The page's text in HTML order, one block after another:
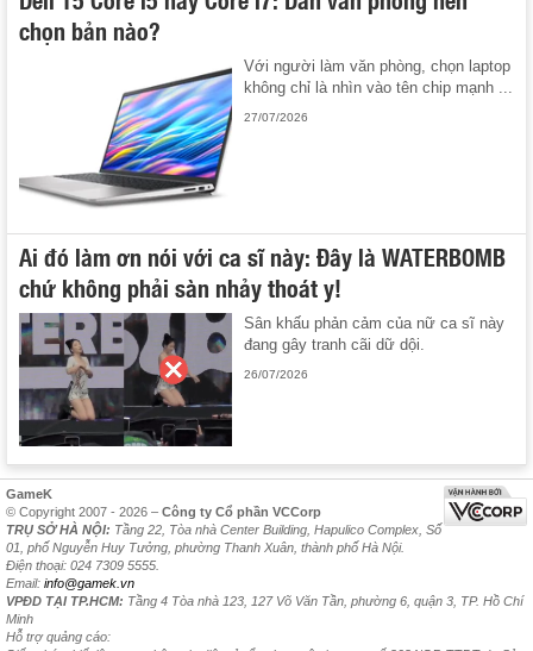
chọn bản nào?
Với người làm văn phòng, chọn laptop
không chỉ là nhìn vào tên chip mạnh ...
27/07/2026
Ai đó làm ơn nói với ca sĩ này: Đây là WATERBOMB
chứ không phải sàn nhảy thoát y!
Sân khấu phản cảm của nữ ca sĩ này
đang gây tranh cãi dữ dội.
26/07/2026
GameK
© Copyright 2007 - 2026 – Công ty Cổ phần VCCorp
TRỤ SỞ HÀ NỘI: Tầng 22, Tòa nhà Center Building, Hapulico Complex, Số
01, phố Nguyễn Huy Tưởng, phường Thanh Xuân, thành phố Hà Nội.
Điện thoại: 024 7309 5555.
Email: info@gamek.vn
VPĐD TẠI TP.HCM: Tầng 4 Tòa nhà 123, 127 Võ Văn Tần, phường 6, quận 3, TP. Hồ Chí
Minh
Hỗ trợ quảng cáo: